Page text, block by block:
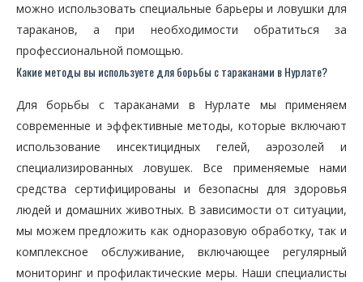
можно использовать специальные барьеры и ловушки для
тараканов, а при необходимости обратиться за
профессиональной помощью.
Какие методы вы используете для борьбы с тараканами в Нурлате?
Для борьбы с тараканами в Нурлате мы применяем
современные и эффективные методы, которые включают
использование инсектицидных гелей, аэрозолей и
специализированных ловушек. Все применяемые нами
средства сертифицированы и безопасны для здоровья
людей и домашних животных. В зависимости от ситуации,
мы можем предложить как одноразовую обработку, так и
комплексное обслуживание, включающее регулярный
мониторинг и профилактические меры. Наши специалисты